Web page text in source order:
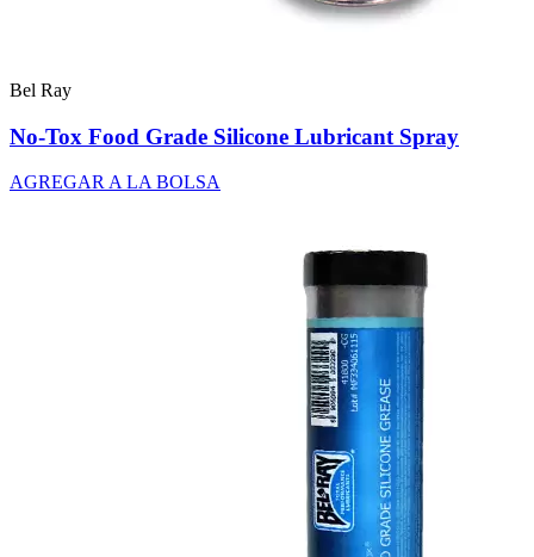
Bel Ray
No-Tox Food Grade Silicone Lubricant Spray
AGREGAR A LA BOLSA